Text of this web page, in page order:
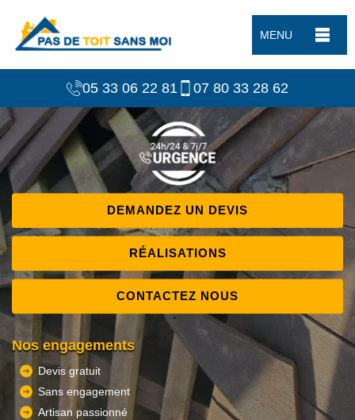
MENU
05 33 06 22 81 07 80 33 28 62
DEMANDEZ UN DEVIS
RÉALISATIONS
CONTACTEZ NOUS
Nos engagements
Devis gratuit
Sans engagement
Artisan passionné